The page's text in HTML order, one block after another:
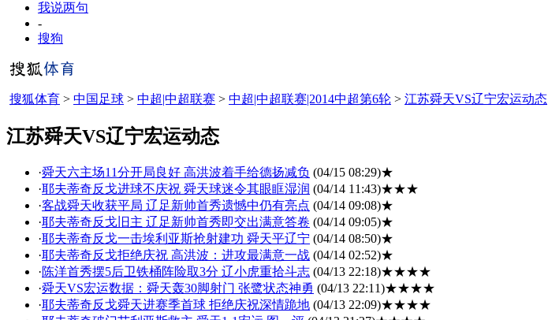
我说两句
-
搜狗
搜狐体育 > 中国足球 > 中超|中超联赛 > 中超|中超联赛|2014中超第6轮 > 江苏舜天VS辽宁宏运动态
江苏舜天VS辽宁宏运动态
·舜天六主场11分开局良好 高洪波着手给德扬减负 (04/15 08:29)★
·耶夫蒂奇反戈进球不庆祝 舜天球迷令其眼眶湿润 (04/14 11:43)★★★
·客战舜天收获平局 辽足新帅首秀遗憾中仍有亮点 (04/14 09:08)★
·耶夫蒂奇反戈旧主 辽足新帅首秀即交出满意答卷 (04/14 09:05)★
·耶夫蒂奇反戈一击埃利亚斯抢射建功 舜天平辽宁 (04/14 08:50)★
·耶夫蒂奇反戈拒绝庆祝 高洪波：进攻最满意一战 (04/14 02:52)★
·陈洋首秀摆5后卫铁桶阵险取3分 辽小虎重拾斗志 (04/13 22:18)★★★★
·舜天VS宏运数据：舜天轰30脚射门 张鹭状态神勇 (04/13 22:11)★★★★
·耶夫蒂奇反戈舜天进赛季首球 拒绝庆祝深情跪地 (04/13 22:09)★★★★